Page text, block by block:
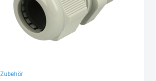
Zubehör